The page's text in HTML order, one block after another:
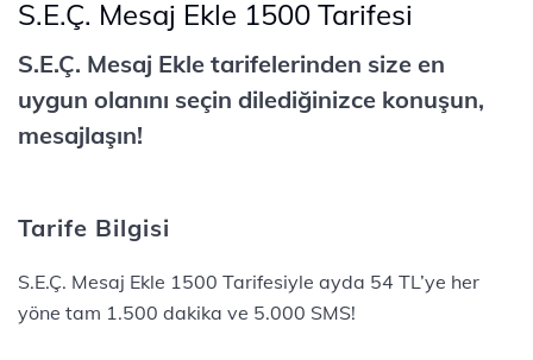
S.E.Ç. Mesaj Ekle 1500 Tarifesi
S.E.Ç. Mesaj Ekle tarifelerinden size en
uygun olanını seçin dilediğinizce konuşun,
mesajlaşın!
Tarife Bilgisi
S.E.Ç. Mesaj Ekle 1500 Tarifesiyle ayda 54 TL’ye her
yöne tam 1.500 dakika ve 5.000 SMS!​​